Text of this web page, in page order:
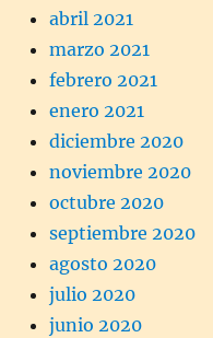
abril 2021
marzo 2021
febrero 2021
enero 2021
diciembre 2020
noviembre 2020
octubre 2020
septiembre 2020
agosto 2020
julio 2020
junio 2020